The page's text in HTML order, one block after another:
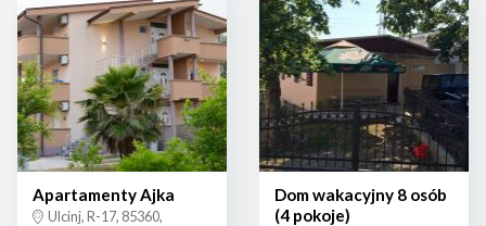
Apartamenty Ajka
Ulcinj, R-17, 85360,
Dom wakacyjny 8 osób
(4 pokoje)